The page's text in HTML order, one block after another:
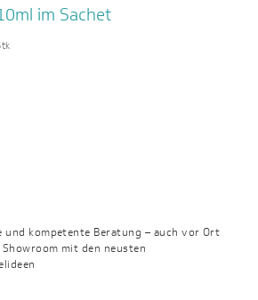
im Sachet
und kompetente Beratung – auch vor Ort
mit den neusten